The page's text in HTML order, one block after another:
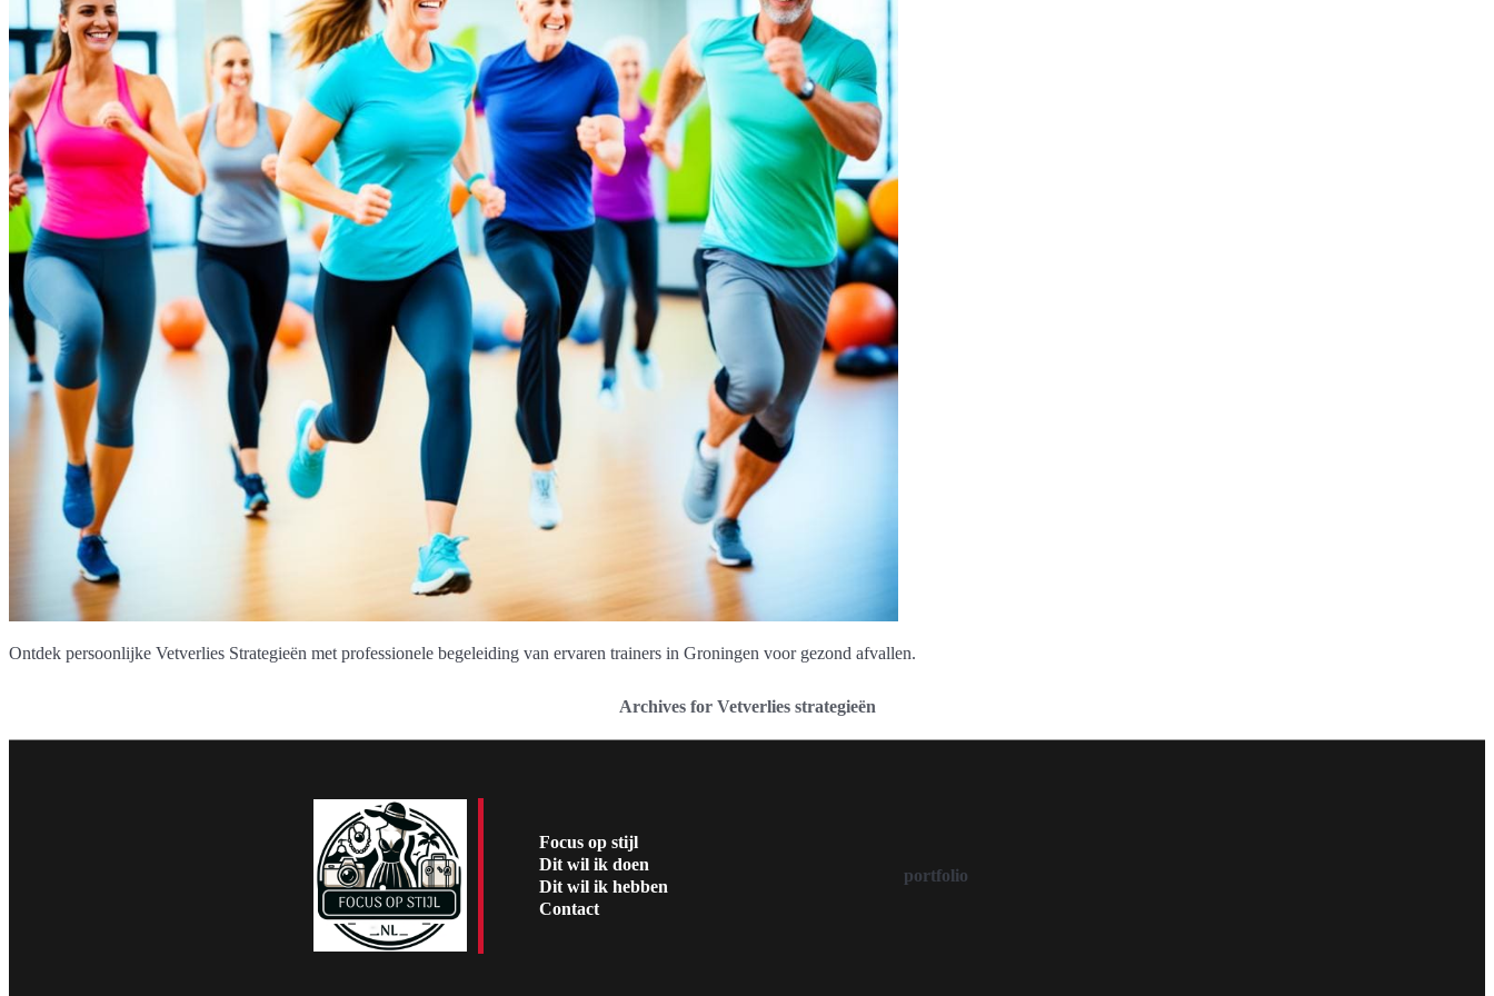
Ontdek persoonlijke Vetverlies Strategieën met professionele begeleiding van ervaren trainers in Groningen voor gezond afvallen.
Archives for Vetverlies strategieën
Focus op stijl
Dit wil ik doen
Dit wil ik hebben
Contact
portfolio